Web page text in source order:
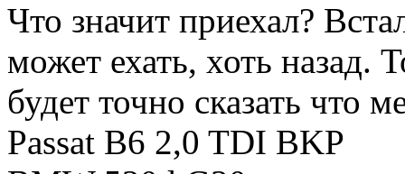
Что значит приехал?
может ехать, хоть назад.
будет точно сказать что
Passat B6 2,0 TDI BKP